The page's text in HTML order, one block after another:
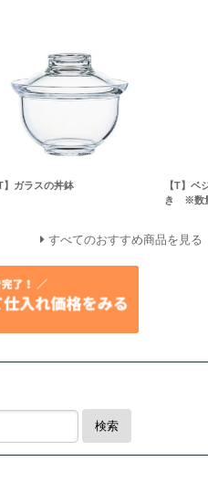
T】ガラスの丼鉢
【T】ベ
き ※数
すべてのおすすめ商品を見る
検索